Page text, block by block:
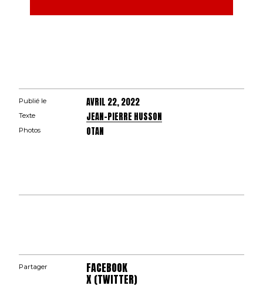
Publié le AVRIL 22, 2022
Texte JEAN-PIERRE HUSSON
Photos OTAN
Partager FACEBOOK
X (TWITTER)